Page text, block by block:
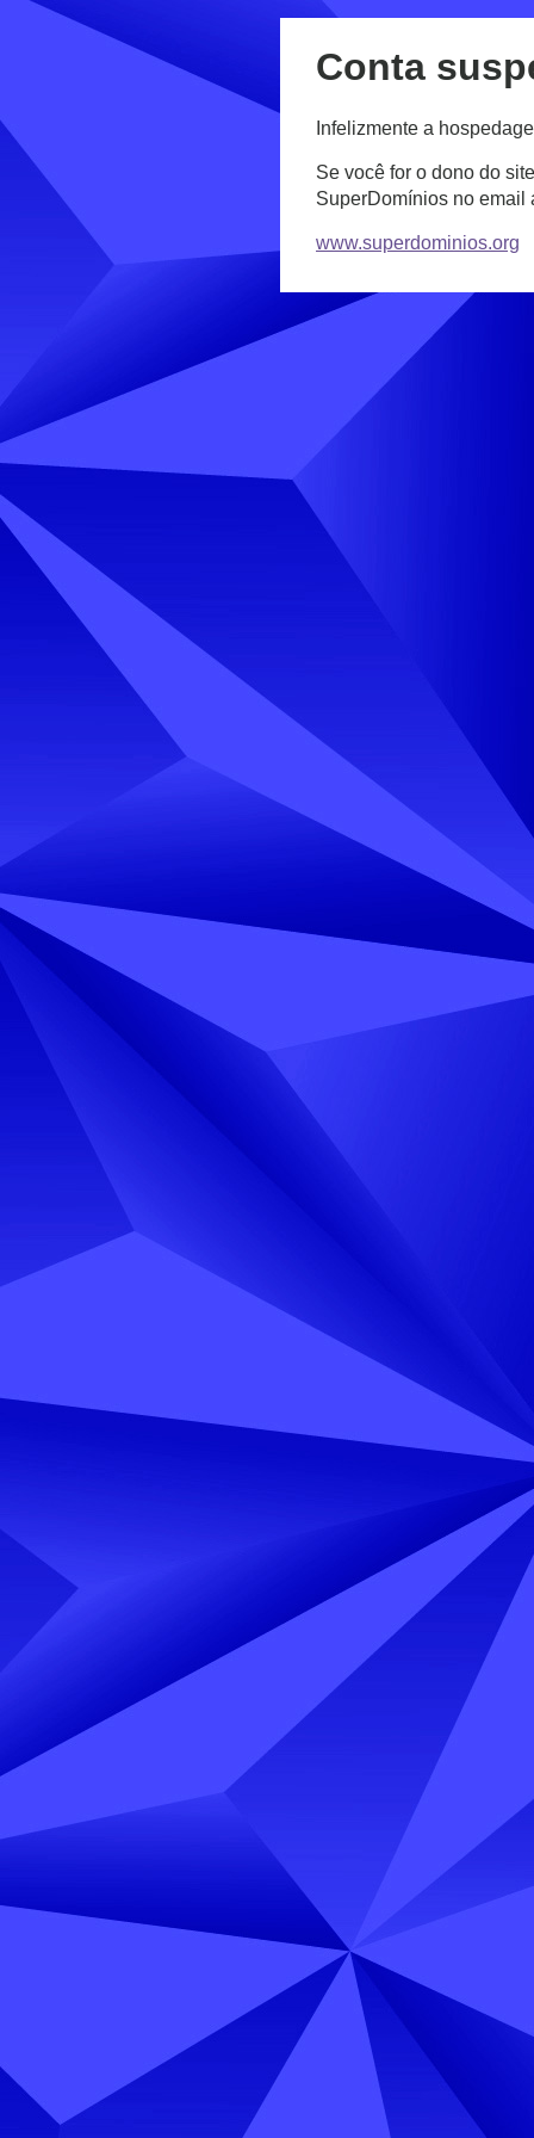
Conta
Infelizmente a
Se você for o dono do
SuperDomínios no email
www.superdominios.org